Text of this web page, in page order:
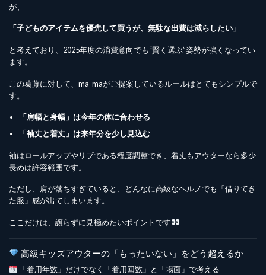
が、
「子どものアイテムを優先して買うが、無駄な出費は減らしたい」
と考えており、2025年度の消費意向でも“賢く選ぶ”姿勢が強くなってい
ます。
この葛藤に対して、ma-maがご提案しているルールはとてもシンプルで
す。
「肩幅と身幅」は今年の体に合わせる
「袖丈と着丈」は来年分を少し見込む
袖はロールアップやリブである程度調整でき、着丈もアウターなら多少
長めは許容範囲です。
ただし、肩が落ちすぎていると、どんなに高級なヘルノでも「借りてき
た服」感が出てしまいます。
ここだけは、譲らずに見極めたいポイントです
高級キッズアウターの「もったいない」をどう超えるか
「着用年数」だけでなく「着用回数」と「場面」で考える